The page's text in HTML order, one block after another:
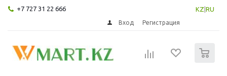
+7 727 31 22 666 KZ RU
Вход Регистрация